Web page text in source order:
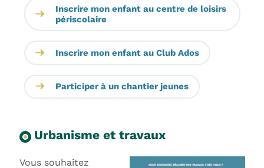
Inscrire mon enfant au centre de loisirs
périscolaire
Inscrire mon enfant au Club Ados
Participer à un chantier jeunes
Urbanisme et travaux
Vous souhaitez